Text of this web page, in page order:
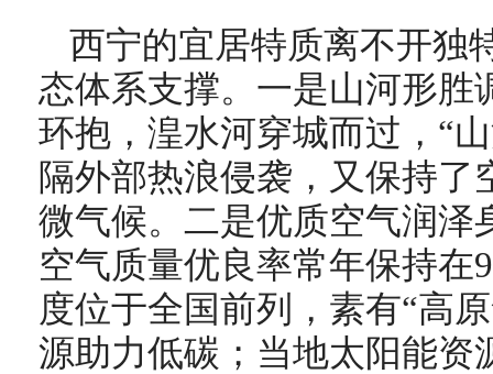
西宁的宜居特质离不开独
态体系支撑。一是山河形胜
环抱，湟水河穿城而过，“
隔外部热浪侵袭，又保持
微气候。二是优质空气润泽
空气质量优良率常年保持在
度位于全国前列，素有“高
源助力低碳；当地太阳能资